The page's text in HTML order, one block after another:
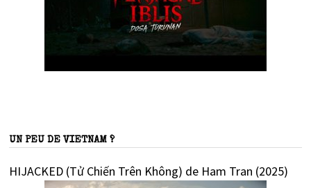
UN PEU DE VIETNAM ?
HIJACKED (Tử Chiến Trên Không) de Ham Tran (2025)